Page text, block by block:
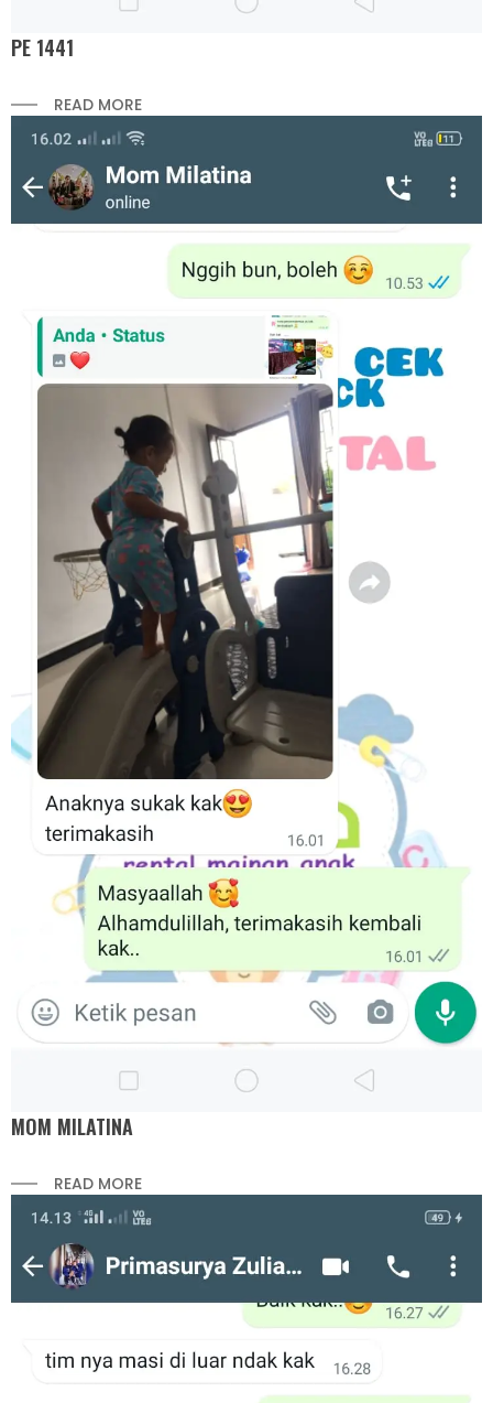
PE 1441
READ MORE
MOM MILATINA
READ MORE